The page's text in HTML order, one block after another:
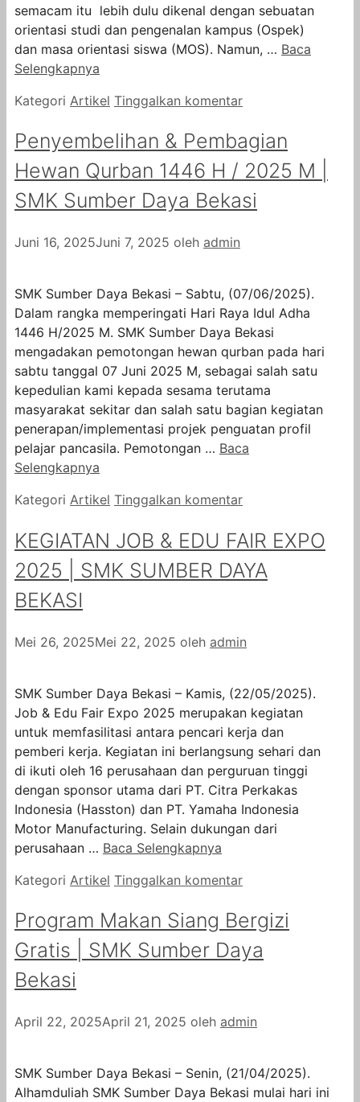
semacam itu lebih dulu dikenal dengan sebuatan
orientasi studi dan pengenalan kampus (Ospek)
dan masa orientasi siswa (MOS). Namun, … Baca
Selengkapnya
Kategori Artikel Tinggalkan komentar
Penyembelihan & Pembagian
Hewan Qurban 1446 H / 2025 M |
SMK Sumber Daya Bekasi
Juni 16, 2025Juni 7, 2025 oleh admin
SMK Sumber Daya Bekasi – Sabtu, (07/06/2025).
Dalam rangka memperingati Hari Raya Idul Adha
1446 H/2025 M. SMK Sumber Daya Bekasi
mengadakan pemotongan hewan qurban pada hari
sabtu tanggal 07 Juni 2025 M, sebagai salah satu
kepedulian kami kepada sesama terutama
masyarakat sekitar dan salah satu bagian kegiatan
penerapan/implementasi projek penguatan profil
pelajar pancasila. Pemotongan … Baca
Selengkapnya
Kategori Artikel Tinggalkan komentar
KEGIATAN JOB & EDU FAIR EXPO
2025 | SMK SUMBER DAYA
BEKASI
Mei 26, 2025Mei 22, 2025 oleh admin
SMK Sumber Daya Bekasi – Kamis, (22/05/2025).
Job & Edu Fair Expo 2025 merupakan kegiatan
untuk memfasilitasi antara pencari kerja dan
pemberi kerja. Kegiatan ini berlangsung sehari dan
di ikuti oleh 16 perusahaan dan perguruan tinggi
dengan sponsor utama dari PT. Citra Perkakas
Indonesia (Hasston) dan PT. Yamaha Indonesia
Motor Manufacturing. Selain dukungan dari
perusahaan … Baca Selengkapnya
Kategori Artikel Tinggalkan komentar
Program Makan Siang Bergizi
Gratis | SMK Sumber Daya
Bekasi
April 22, 2025April 21, 2025 oleh admin
SMK Sumber Daya Bekasi – Senin, (21/04/2025).
Alhamduliah SMK Sumber Daya Bekasi mulai hari ini